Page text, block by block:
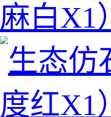
麻白X1）